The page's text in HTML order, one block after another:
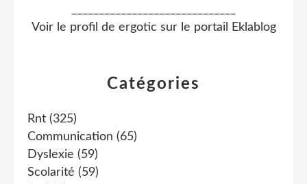
Catégories
Rnt (325)
Communication (65)
Dyslexie (59)
Scolarité (59)
Voir le profil de ergotic sur le portail Eklablog